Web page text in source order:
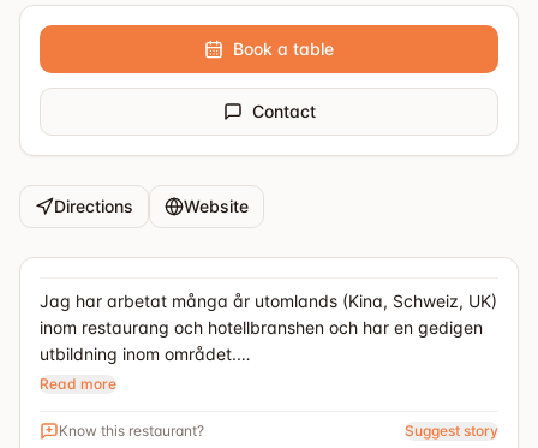
Book a table
Contact
Directions Website
Jag har arbetat många år utomlands (Kina, Schweiz, UK)
inom restaurang och hotellbranshen och har en gedigen
utbildning inom området.
hemstaden. Jag är övertygad om att min satsning på
Read more
Know this restaurant? Suggest story